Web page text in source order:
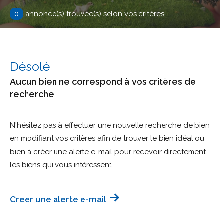
0 annonce(s) trouvée(s) selon vos critères
Désolé
Aucun bien ne correspond à vos critères de
recherche
N'hésitez pas à effectuer une nouvelle recherche de bien
en modifiant vos critères afin de trouver le bien idéal ou
bien à créer une alerte e-mail pour recevoir directement
les biens qui vous intéressent.
Creer une alerte e-mail
Type
d'offre
Vente
bien
Ville
Budget
Surface
Surface
Pièces